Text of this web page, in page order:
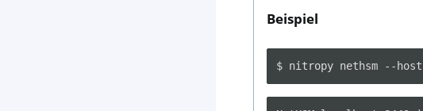
Beispiel
$ nitropy nethsm --host